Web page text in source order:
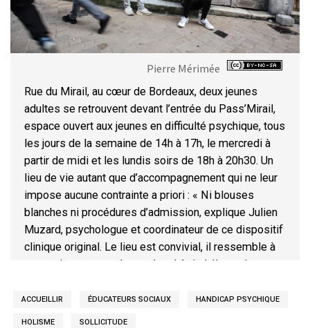
Pierre Mérimée
Rue du Mirail, au cœur de Bordeaux, deux jeunes
adultes se retrouvent devant l’entrée du Pass’Mirail,
espace ouvert aux jeunes en difficulté psychique, tous
les jours de la semaine de 14h à 17h, le mercredi à
partir de midi et les lundis soirs de 18h à 20h30. Un
lieu de vie autant que d’accompagnement qui ne leur
impose aucune contrainte a priori : « Ni blouses
blanches ni procédures d’admission, explique Julien
Muzard, psychologue et coordinateur de ce dispositif
clinique original. Le lieu est convivial, il ressemble à
une maison et pas du tout à un hôpital. Il suscite un
sont les jeunes eux-mêmes, parfois en situation de
ACCUEILLIR ÉDUCATEURS SOCIAUX HANDICAP PSYCHIQUE
HOLISME SOLLICITUDE